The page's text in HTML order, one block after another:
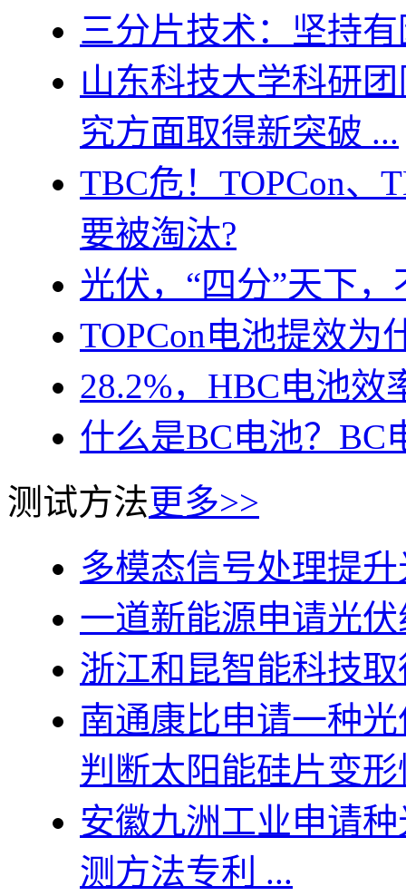
三分片技术：坚持
山东科技大学科研
究方面取得新突破 ...
TBC危！TOPCon、
要被淘汰?
光伏，“四分”天下，
TOPCon电池提效为
28.2%，HBC电池效
什么是BC电池？BC
测试方法更多>>
多模态信号处理提
一道新能源申请光
浙江和昆智能科技
南通康比申请一种
判断太阳能硅片变形
安徽九洲工业申请
测方法专利 ...